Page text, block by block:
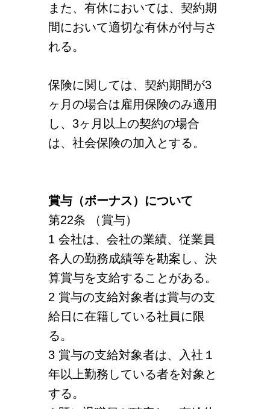
また、有休においては、契約期
間において適切な有休が付与さ
れる。
保険に関しては、契約期間が3
ヶ月の場合は雇用保険のみ適用
し、3ヶ月以上の契約の場合
は、社会保険の加入とする。
賞与（ボーナス）について
第22条 （賞与）
1 会社は、会社の業績、従業員
各人の勤務成績等を勘案し、決
算賞与を支給することがある。
2 賞与の支給対象者は賞与の支
給日に在籍している社員に限
る。
3 賞与の支給対象者は、入社１
年以上勤務している者を対象と
する。